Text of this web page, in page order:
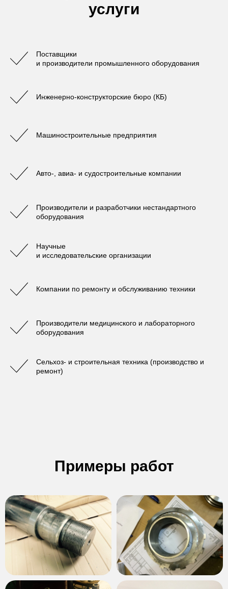
услуги
Поставщики
и производители промышленного оборудования
Инженерно-конструкторские бюро (КБ)
Машиностроительные предприятия
Авто-, авиа- и судостроительные компании
Производители и разработчики нестандартного
оборудования
Научные
и исследовательские организации
Компании по ремонту и обслуживанию техники
Производители медицинского и лабораторного
оборудования
Сельхоз- и строительная техника (производство и
ремонт)
Примеры работ